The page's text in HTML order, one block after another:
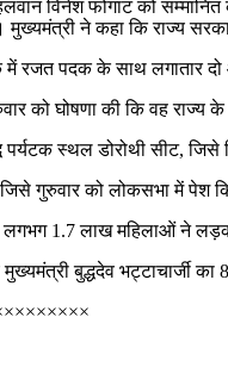
विनेश फोगाट को
मुख्यमंत्री ने कहा कि राज्य
रजत पदक के साथ लगातार दो
को घोषणा की कि वह
पर्यटक स्थल डोरोथी सीट,
गुरुवार को लोकसभा में पेश
लगभग 1.7 लाख महिलाओं ने
मुख्यमंत्री बुद्धदेव